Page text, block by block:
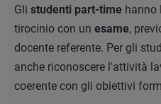
Gli studenti part-time hanno
tirocinio con un esame,
docente referente. Per gli
anche riconoscere l'attività
coerente con gli obiettivi